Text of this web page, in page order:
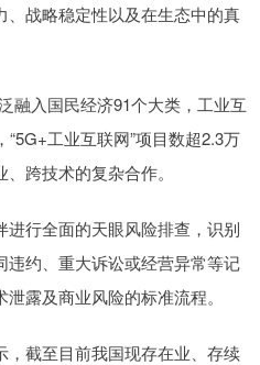
战略稳定性以及在生态中的真
融入国民经济91个大类，工业互
工业互联网”项目数超2.3万
跨技术的复杂合作。
行全面的天眼风险排查，识别
约、重大诉讼或经营异常等记
露及商业风险的标准流程。
，截至目前我国现存在业、存续